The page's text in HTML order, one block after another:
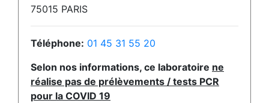
75015 PARIS
Téléphone: 01 45 31 55 20
Selon nos informations, ce laboratoire ne
réalise pas de prélèvements / tests PCR
pour la COVID 19